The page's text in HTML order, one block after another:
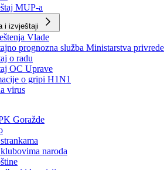
MUP-a
i izvještaji
Vlade
prognozna služba Ministarstva privrede
o radu
OC Uprave
o gripi H1N1
virus
Goražde